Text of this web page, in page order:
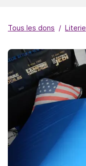
Tous les dons Literie